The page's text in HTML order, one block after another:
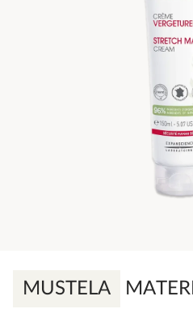
MUSTELA